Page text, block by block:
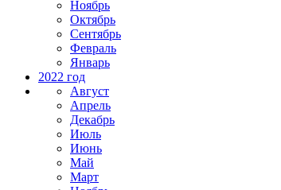
Ноябрь
Октябрь
Сентябрь
Февраль
Январь
2022 год
Август
Апрель
Декабрь
Июль
Июнь
Май
Март